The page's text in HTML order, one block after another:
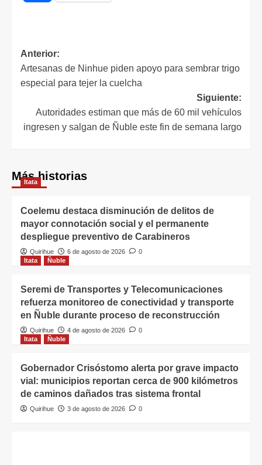
Anterior:
Artesanas de Ninhue piden apoyo para sembrar trigo
especial para tejer la cuelcha
Siguiente:
Autoridades estiman que más de 60 mil vehículos
ingresen y salgan de Ñuble este fin de semana largo
Más historias
Itata
Coelemu destaca disminución de delitos de
mayor connotación social y el permanente
despliegue preventivo de Carabineros
Quirihue 6 de agosto de 2026
0
Itata
Ñuble
Seremi de Transportes y Telecomunicaciones
refuerza monitoreo de conectividad y transporte
en Ñuble durante proceso de reconstrucción
Quirihue 4 de agosto de 2026
0
Itata
Ñuble
Gobernador Crisóstomo alerta por grave impacto
vial: municipios reportan cerca de 900 kilómetros
de caminos dañados tras sistema frontal
Quirihue 3 de agosto de 2026 0